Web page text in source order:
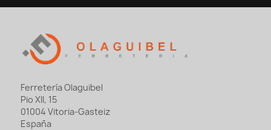
Ferretería Olaguibel
Pio XII, 15
01004 Vitoria-Gasteiz
España